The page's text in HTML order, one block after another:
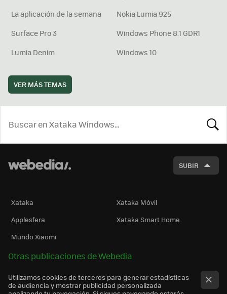
La aplicación de la semana
Nokia Lumia 925
Surface Pro 3
Windows Phone 8.1 GDR1
Lumia Denim
Windows 10
VER MÁS TEMAS
SUBIR
Xataka
Xataka Móvil
Applesfera
Xataka Smart Home
Mundo Xiaomi
Otras publicaciones de Webedia
Utilizamos cookies de terceros para generar estadísticas
de audiencia y mostrar publicidad personalizada